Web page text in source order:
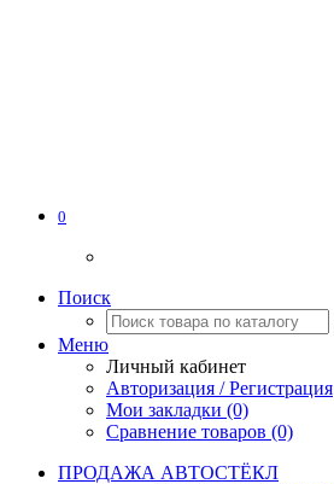
0
Поиск
Меню
Личный кабинет
Авторизация / Регистрация
Мои закладки (0)
Сравнение товаров (0)
ПРОДАЖА АВТОСТЁКЛ